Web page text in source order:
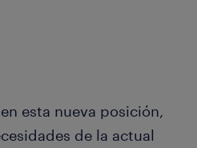
esta nueva posición,
de la actual